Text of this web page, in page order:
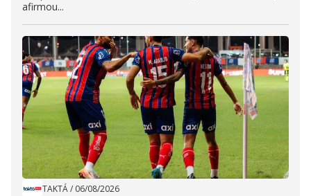
afirmou...
TAKTÁ/ 06/08/2026